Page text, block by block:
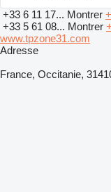
+33 6 11 17... Montrer
+33 5 61 08... Montrer
www.tpzone31.com
Adresse
France, Occitanie,